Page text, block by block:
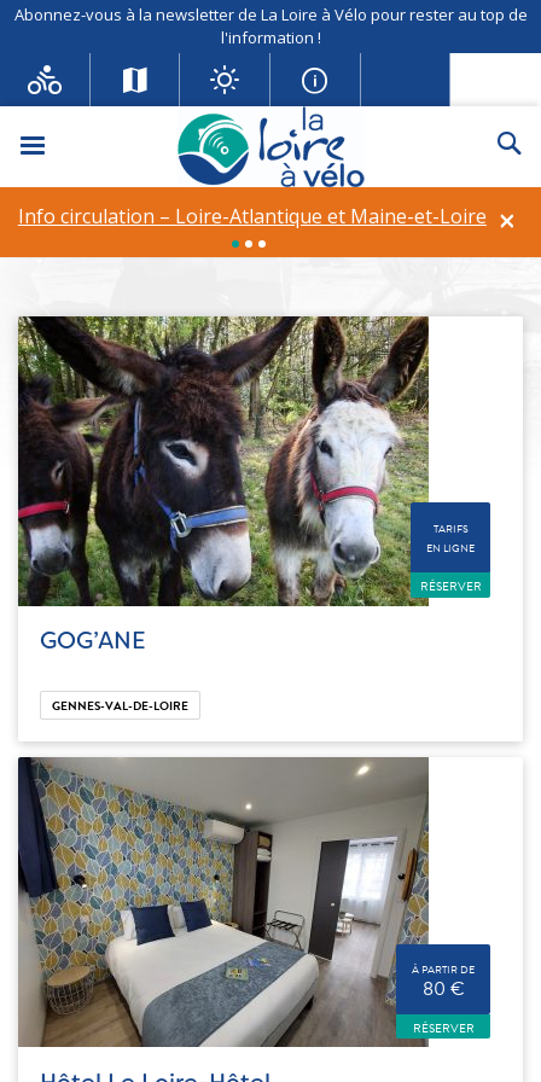
Abonnez-vous à la newsletter de La Loire à Vélo pour rester au top de
l'information !
Menu
×
Info circulation – Loire-Atlantique et Maine-et-Loire
Communes
fil d'Ariane
Un itinéraire de 900 km au bord de la Loire Communes
TARIFS
EN LIGNE
RÉSERVER
GOG’ANE
GENNES-VAL-DE-LOIRE
À PARTIR DE
80 €
RÉSERVER